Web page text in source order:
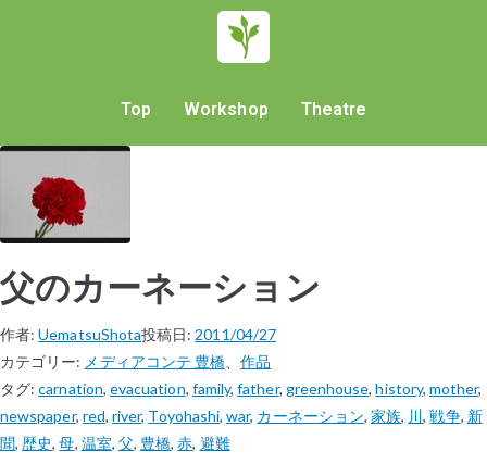
Top Workshop Theatre
父のカーネーション
作者:UematsuShota投稿日: 2011/04/27
カテゴリー: メディアコンテ 豊橋 、作品
タグ:carnation, evacuation, family,father, greenhouse,history, mother,
newspaper, red, river, Toyohashi,war, カーネーション, 家族, 川,戦争, 新
聞, 歴史,母, 温室, 父, 豊橋,赤, 避難